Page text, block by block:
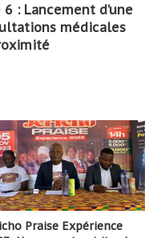
: Lancement d’une
médicales
Praise Expérience